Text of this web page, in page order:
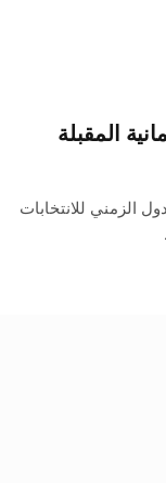
المقبلة
الزمني للانتخابات